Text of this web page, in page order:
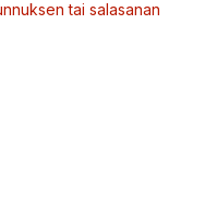
tai salasanan